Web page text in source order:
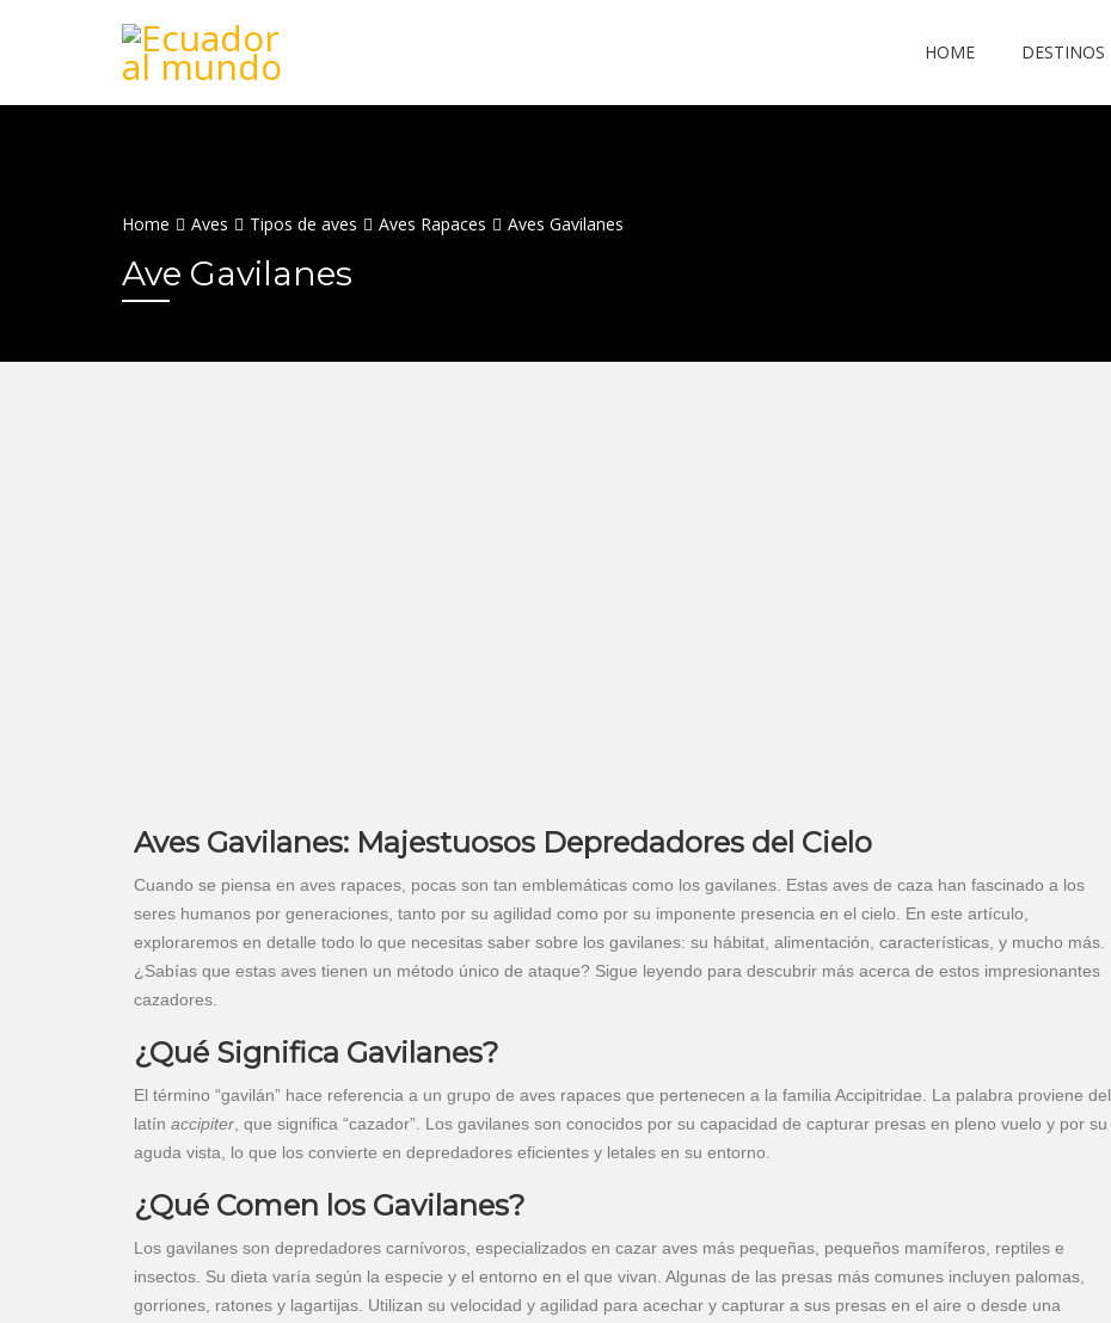
HOME DESTINOS
Home Aves Tipos de aves Aves Rapaces Aves Gavilanes
Ave Gavilanes
Aves Gavilanes: Majestuosos Depredadores del Cielo
Cuando se piensa en aves rapaces, pocas son tan emblemáticas como los gavilanes. Estas aves de caza han fascinado a los
seres humanos por generaciones, tanto por su agilidad como por su imponente presencia en el cielo. En este artículo,
exploraremos en detalle todo lo que necesitas saber sobre los gavilanes: su hábitat, alimentación, características, y mucho más.
¿Sabías que estas aves tienen un método único de ataque? Sigue leyendo para descubrir más acerca de estos impresionantes
cazadores.
¿Qué Significa Gavilanes?
El término “gavilán” hace referencia a un grupo de aves rapaces que pertenecen a la familia Accipitridae. La palabra proviene del
latín accipiter , que significa “cazador”. Los gavilanes son conocidos por su capacidad de capturar presas en pleno vuelo y por su
aguda vista, lo que los convierte en depredadores eficientes y letales en su entorno.
¿Qué Comen los Gavilanes?
Los gavilanes son depredadores carnívoros, especializados en cazar aves más pequeñas, pequeños mamíferos, reptiles e
insectos. Su dieta varía según la especie y el entorno en el que vivan. Algunas de las presas más comunes incluyen palomas,
gorriones, ratones y lagartijas. Utilizan su velocidad y agilidad para acechar y capturar a sus presas en el aire o desde una